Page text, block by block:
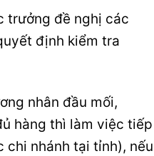
trưởng đề nghị các
định kiểm tra
nhân đầu mối,
hàng thì làm việc tiếp
chi nhánh tại tỉnh), nếu